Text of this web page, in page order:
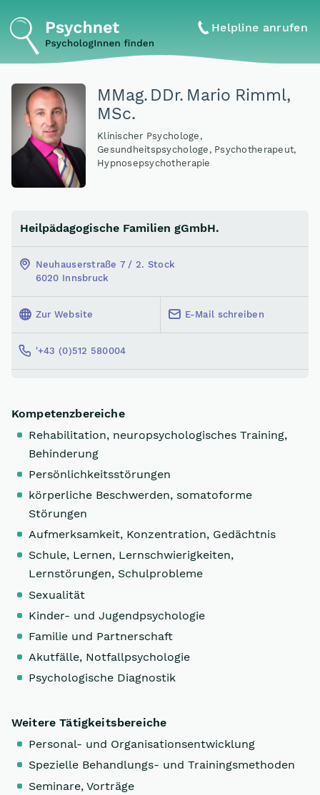
Helpline anrufen
MMag.DDr.Mario Rimml,
MSc.
Klinischer Psychologe,
Gesundheitspsychologe, Psychotherapeut,
Hypnosepsychotherapie
Heilpädagogische Familien gGmbH.
Neuhauserstraße 7 / 2. Stock
6020 Innsbruck
Zur Website E-Mail schreiben
'+43 (0)512 580004
Kompetenzbereiche
Rehabilitation, neuropsychologisches Training,
Behinderung
Persönlichkeitsstörungen
körperliche Beschwerden, somatoforme
Störungen
Aufmerksamkeit, Konzentration, Gedächtnis
Schule, Lernen, Lernschwierigkeiten,
Lernstörungen, Schulprobleme
Sexualität
Kinder- und Jugendpsychologie
Familie und Partnerschaft
Akutfälle, Notfallpsychologie
Psychologische Diagnostik
Weitere Tätigkeitsbereiche
Personal- und Organisationsentwicklung
Spezielle Behandlungs- und Trainingsmethoden
Seminare, Vorträge